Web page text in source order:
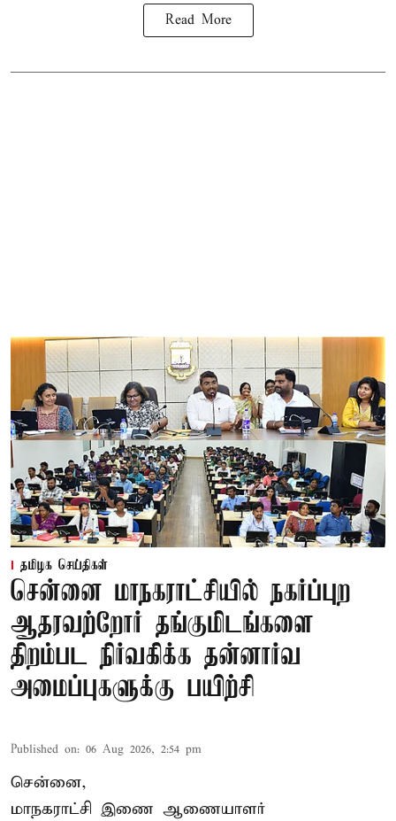
Read More
தமிழக செய்திகள்
சென்னை மாநகராட்சியில் நகர்ப்புற
ஆதரவற்றோர் தங்குமிடங்களை
திறம்பட நிர்வகிக்க தன்னார்வ
அமைப்புகளுக்கு பயிற்சி
Published on: 06 Aug 2026, 2:54 pm
சென்னை,
மாநகராட்சி இணை ஆணையாளர்